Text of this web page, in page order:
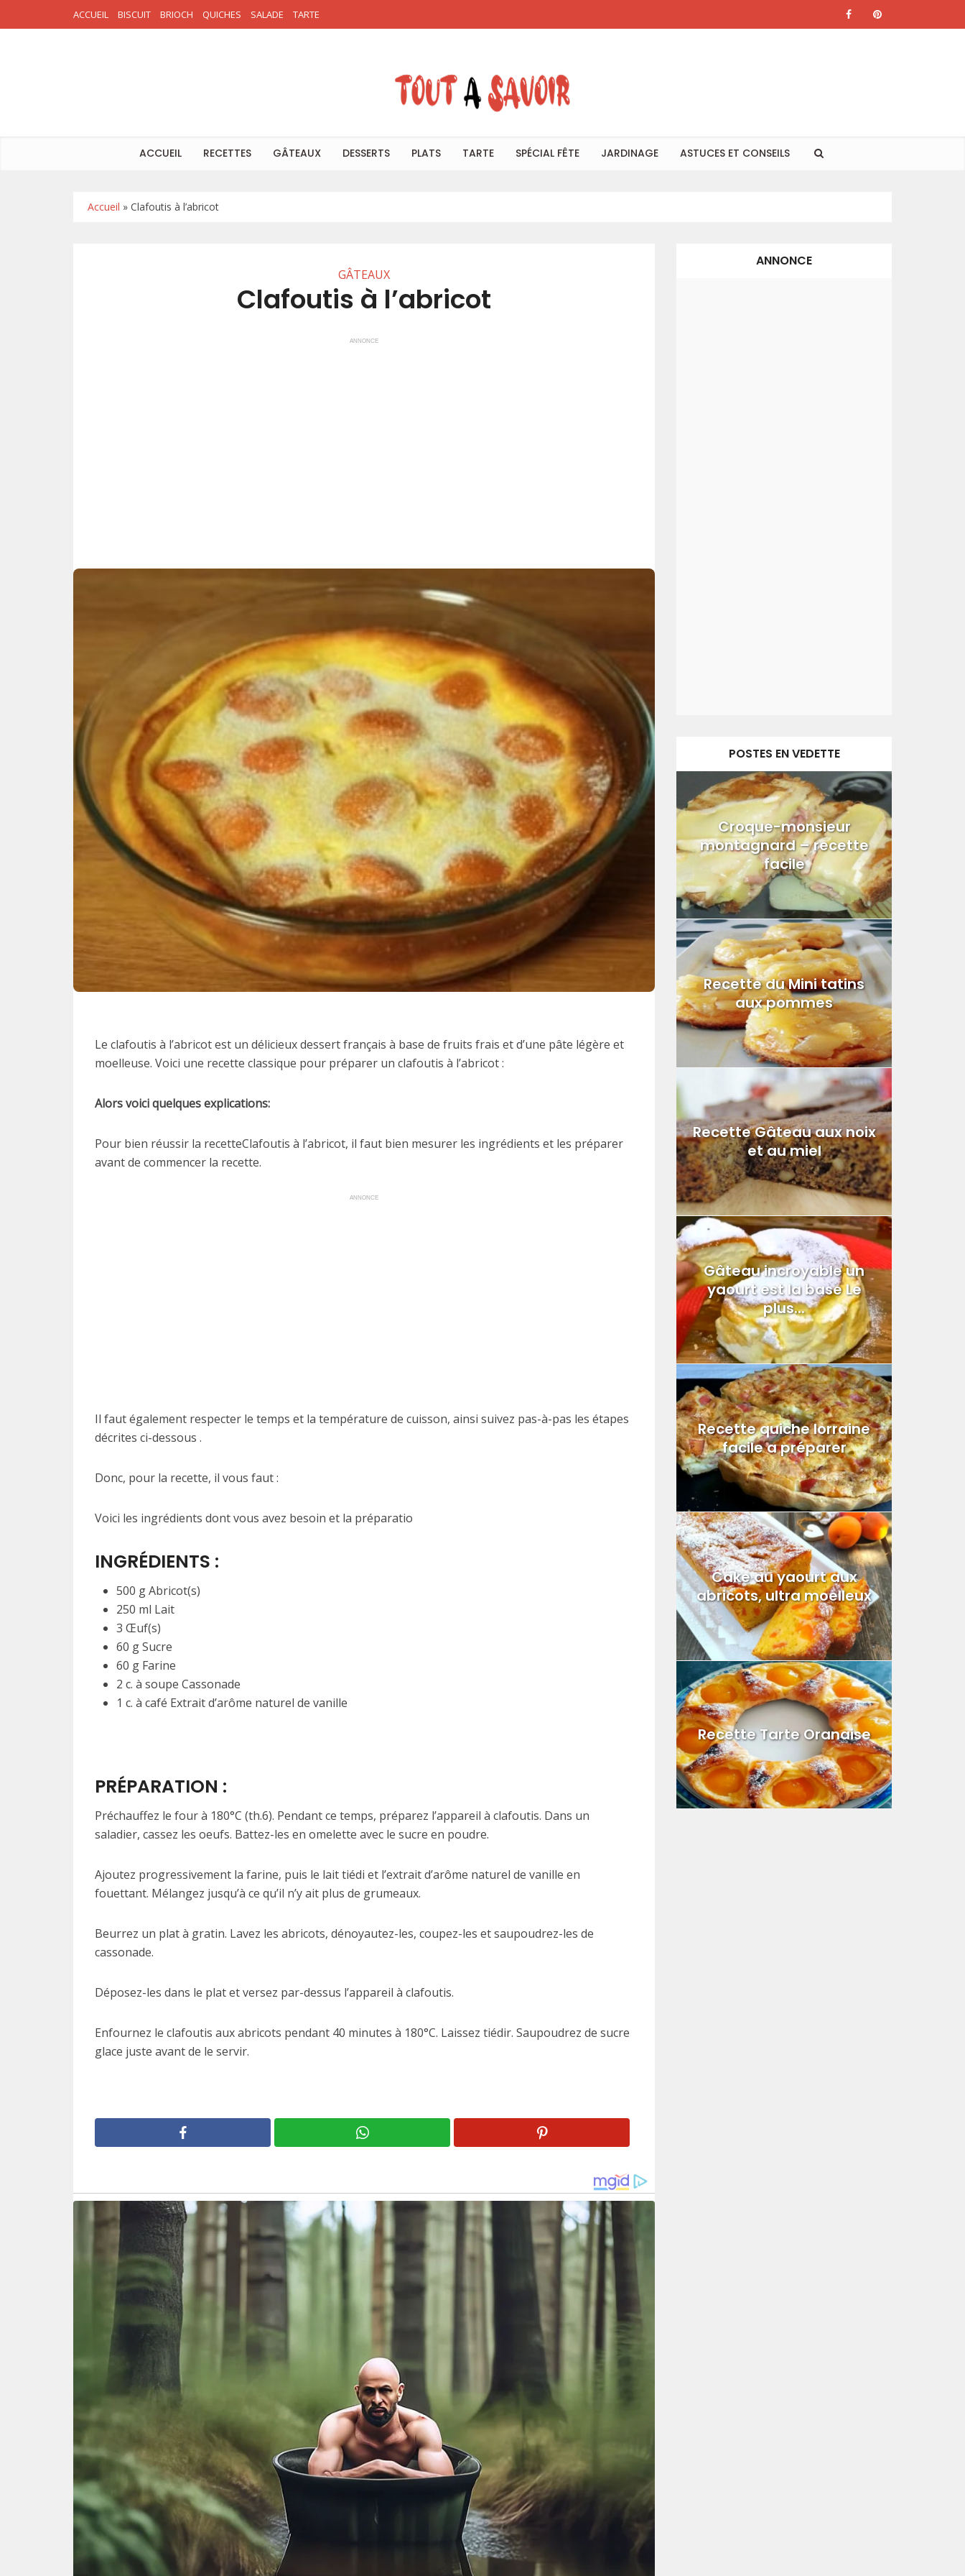
ACCUEIL BISCUIT BRIOCH QUICHES SALADE TARTE
ACCUEIL RECETTES GÂTEAUX DESSERTS PLATS TARTE SPÉCIAL FÊTE JARDINAGE ASTUCES ET CONSEILS
Accueil » Clafoutis à l’abricot
GÂTEAUX
Clafoutis à l’abricot
ANNONCE
Le clafoutis à l’abricot est un délicieux dessert français à base de fruits frais et d’une pâte légère et
moelleuse. Voici une recette classique pour préparer un clafoutis à l’abricot :
Alors voici quelques explications:
Pour bien réussir la recetteClafoutis à l’abricot, il faut bien mesurer les ingrédients et les préparer
avant de commencer la recette.
ANNONCE
Il faut également respecter le temps et la température de cuisson, ainsi suivez pas-à-pas les étapes
décrites ci-dessous .
Donc, pour la recette, il vous faut :
Voici les ingrédients dont vous avez besoin et la préparatio
INGRÉDIENTS :
500 g Abricot(s)
250 ml Lait
3 Œuf(s)
60 g Sucre
60 g Farine
2 c. à soupe Cassonade
1 c. à café Extrait d’arôme naturel de vanille
PRÉPARATION :
Préchauffez le four à 180°C (th.6). Pendant ce temps, préparez l’appareil à clafoutis. Dans un
saladier, cassez les oeufs. Battez-les en omelette avec le sucre en poudre.
Ajoutez progressivement la farine, puis le lait tiédi et l’extrait d’arôme naturel de vanille en
fouettant. Mélangez jusqu’à ce qu’il n’y ait plus de grumeaux.
Beurrez un plat à gratin. Lavez les abricots, dénoyautez-les, coupez-les et saupoudrez-les de
cassonade.
Déposez-les dans le plat et versez par-dessus l’appareil à clafoutis.
Enfournez le clafoutis aux abricots pendant 40 minutes à 180°C. Laissez tiédir. Saupoudrez de sucre
glace juste avant de le servir.
ANNONCE
POSTES EN VEDETTE
Croque-monsieur
montagnard – recette
facile
Recette du Mini tatins
aux pommes
Recette Gâteau aux noix
et au miel
Gâteau incroyable un
yaourt est la base Le
plus...
Recette quiche lorraine
facile a préparer
Cake au yaourt aux
abricots, ultra moelleux
Recette Tarte Oranaise